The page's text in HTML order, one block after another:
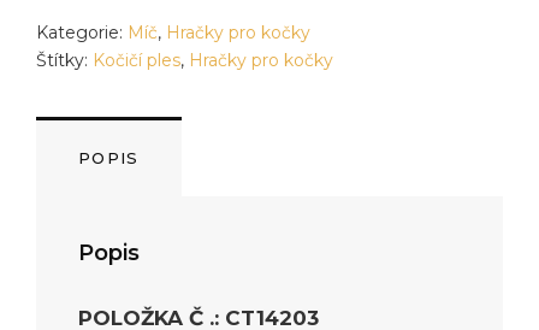
Kategorie: Míč, Hračky pro kočky
Štítky: Kočičí ples, Hračky pro kočky
POPIS
Popis
POLOŽKA Č .: CT14203